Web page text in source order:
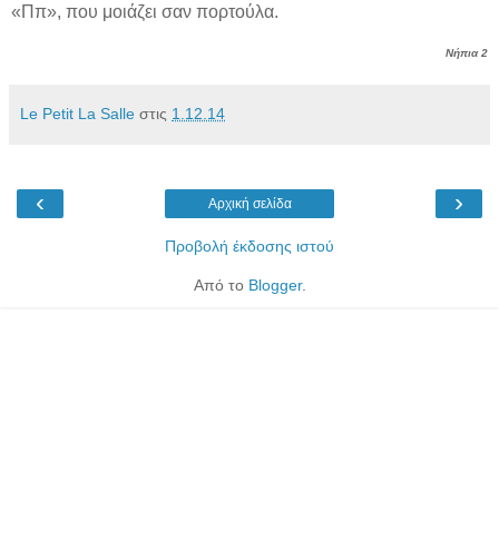
«Ππ», που μοιάζει σαν πορτούλα.
Νήπια 2
Le Petit La Salle στις 1.12.14
‹ ›
Αρχική σελίδα
Προβολή έκδοσης ιστού
Από το Blogger.